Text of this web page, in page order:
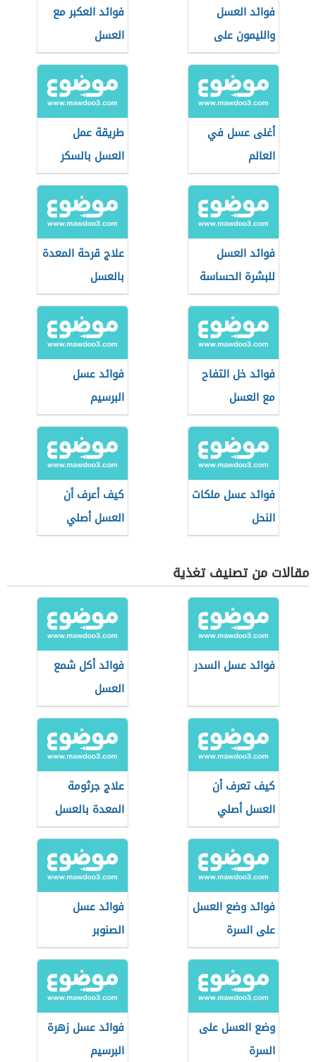
فوائد العسل
والليمون على
الريق
فوائد العكبر مع
العسل
أغلى عسل في
العالم
طريقة عمل
العسل بالسكر
فوائد العسل
للبشرة الحساسة
علاج قرحة المعدة
بالعسل
فوائد خل التفاح
مع العسل
فوائد عسل
البرسيم
فوائد عسل ملكات
النحل
كيف أعرف أن
العسل أصلي
مقالات من تصنيف تغذية
فوائد عسل السدر
فوائد أكل شمع
العسل
كيف تعرف أن
العسل أصلي
علاج جرثومة
المعدة بالعسل
فوائد وضع العسل
على السرة
فوائد عسل
الصنوبر
وضع العسل على
السرة
فوائد عسل زهرة
البرسيم